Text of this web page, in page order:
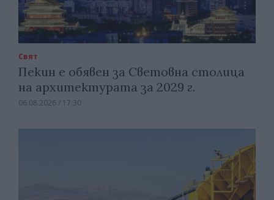
Свят
Пекин е обявен за Световна столица
на архитектурата за 2029 г.
06.08.2026 / 17:30